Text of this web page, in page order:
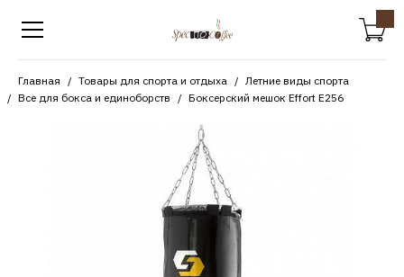
Главная Товары для спорта и отдыха
Летние виды спорта
Все для бокса и единоборств
Боксерский мешок Effort E256